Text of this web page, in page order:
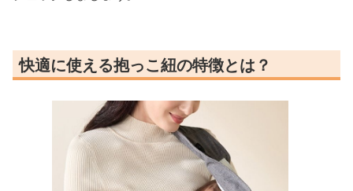
快適に使える抱っこ紐の特徴とは？